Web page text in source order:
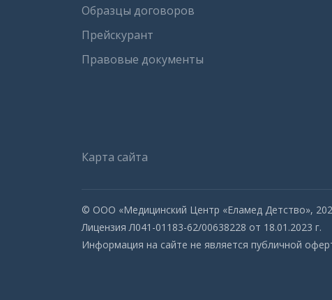
Образцы договоров
Прейскурант
Правовые документы
Карта сайта
© ООО «Медицинский Центр «Еламед Детство»,
Лицензия Л041-01183-62/00638228 от 18.01.2023 г.
Информация на сайте не является публичной